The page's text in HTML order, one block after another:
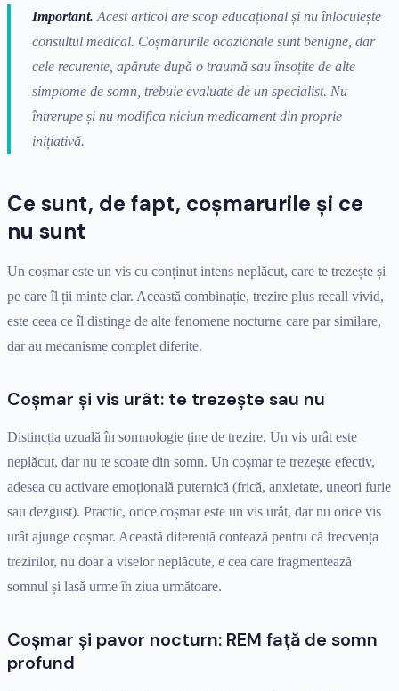
Important. Acest articol are scop educațional și nu înlocuiește
consultul medical. Coșmarurile ocazionale sunt benigne, dar
cele recurente, apărute după o traumă sau însoțite de alte
simptome de somn, trebuie evaluate de un specialist. Nu
întrerupe și nu modifica niciun medicament din proprie
inițiativă.
Ce sunt, de fapt, coșmarurile și ce
nu sunt
Un coșmar este un vis cu conținut intens neplăcut, care te trezește și
pe care îl ții minte clar. Această combinație, trezire plus recall vivid,
este ceea ce îl distinge de alte fenomene nocturne care par similare,
dar au mecanisme complet diferite.
Coșmar și vis urât: te trezește sau nu
Distincția uzuală în somnologie ține de trezire. Un vis urât este
neplăcut, dar nu te scoate din somn. Un coșmar te trezește efectiv,
adesea cu activare emoțională puternică (frică, anxietate, uneori furie
sau dezgust). Practic, orice coșmar este un vis urât, dar nu orice vis
urât ajunge coșmar. Această diferență contează pentru că frecvența
trezirilor, nu doar a viselor neplăcute, e cea care fragmentează
somnul și lasă urme în ziua următoare.
Coșmar și pavor nocturn: REM față de somn
profund